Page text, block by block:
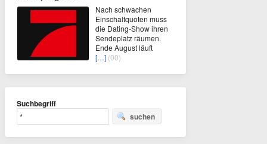
Nach schwachen
Einschaltquoten muss
die Dating-Show ihren
Sendeplatz räumen.
Ende August läuft
[…] (00)
Suchbegriff
suchen